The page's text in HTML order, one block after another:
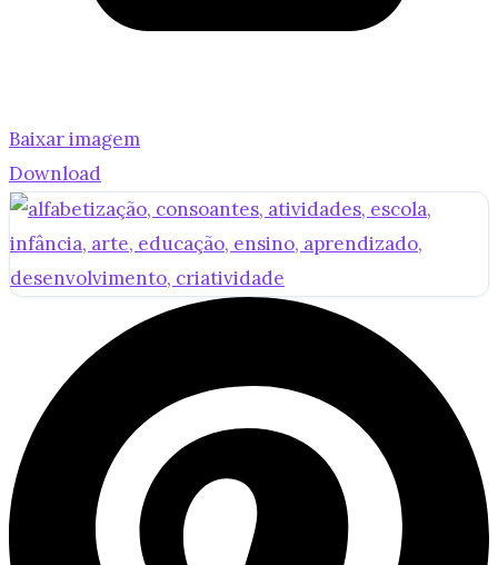
Baixar imagem
Download